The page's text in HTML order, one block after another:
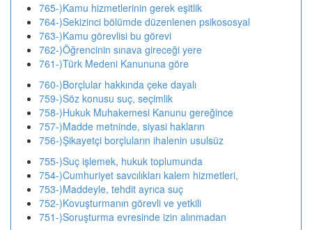
765-)Kamu hizmetlerinin gerek eşitlik
764-)Sekizinci bölümde düzenlenen psikososyal
763-)Kamu görevlisi bu görevi
762-)Öğrencinin sınava gireceği yere
761-)Türk Medeni Kanununa göre
760-)Borçlular hakkında çeke dayalı
759-)Söz konusu suç, seçimlik
758-)Hukuk Muhakemesi Kanunu gereğince
757-)Madde metninde, siyasi hakların
756-)Şikayetçi borçluların ihalenin usulsüz
755-)Suç işlemek, hukuk toplumunda
754-)Cumhuriyet savcılıkları kalem hizmetleri,
753-)Maddeyle, tehdit ayrıca suç
752-)Kovuşturmanın görevli ve yetkili
751-)Soruşturma evresinde izin alınmadan